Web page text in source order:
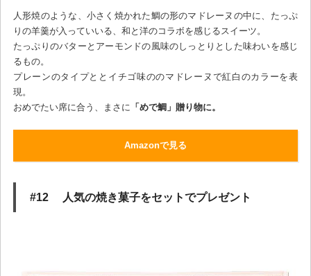
人形焼のような、小さく焼かれた鯛の形のマドレーヌの中に、たっぷ
りの羊羹が入っていいる、和と洋のコラボを感じるスイーツ。
たっぷりのバターとアーモンドの風味のしっとりとした味わいを感じ
るもの。
プレーンのタイプととイチゴ味ののマドレーヌで紅白のカラーを表
現。
おめでたい席に合う、まさに 「めで鯛」贈り物に。
Amazonで見る
#12 人気の焼き菓子をセットでプレゼント